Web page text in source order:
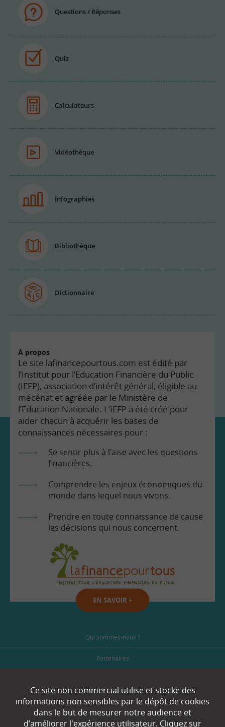
Questions / Réponses
Quiz
Calculateurs
Vidéothèque
Infographies
Bibliothèque
Dictionnaire
À propos
Le site lafinancepourtous.com est édité par
l’Institut pour l’Education Financière du Public
(IEFP), association d’intérêt général, éligible au
mécénat et agréée par le Ministère de
l’Education Nationale. L’IEFP a été créé pour
aider chacun à acquérir les bases de
connaissances nécessaires pour :
Se sentir plus à l’aise avec les questions
financières.
Comprendre les enjeux économiques du
monde dans lequel nous vivons.
Prendre en toute connaissance de cause
les décisions qui nous concernent.
EN SAVOIR +
Qui sommes-nous ?
Partenaires
Plan du site
Contact
Ce site non commercial utilise et stocke des
informations non sensibles par le dépôt de cookies
dans le but de mesurer notre audience et
d’améliorer l'expérience utilisateur. Cliquez sur